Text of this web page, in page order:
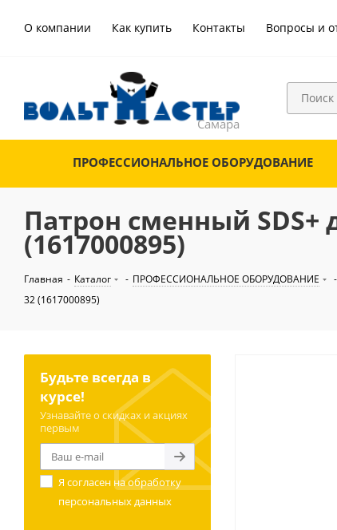
О компании Как купить Контакты Вопросы и
ПРОФЕССИОНАЛЬНОЕ ОБОРУДОВАНИЕ
Патрон сменный SDS+
(1617000895)
Главная - Каталог - ПРОФЕССИОНАЛЬНОЕ ОБОРУДОВАНИЕ -
32 (1617000895)
Будьте всегда в
курсе!
Узнавайте о скидках и акциях
первым
Я согласен наобработку
персональных данных